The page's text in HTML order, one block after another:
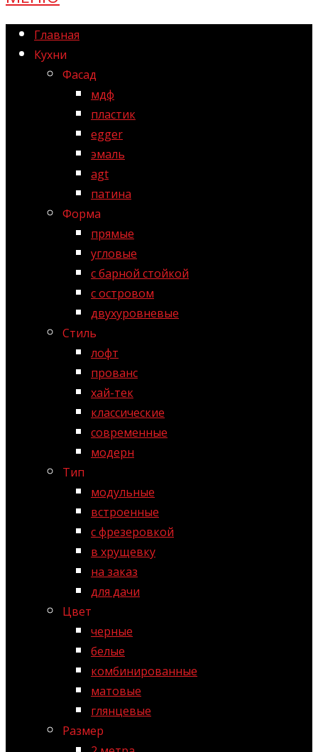
Главная
Кухни
Фасад
мдф
пластик
egger
эмаль
agt
патина
Форма
прямые
угловые
с барной стойкой
с островом
двухуровневые
Стиль
лофт
прованс
хай-тек
классические
современные
модерн
Тип
модульные
встроенные
с фрезеровкой
в хрущевку
на заказ
для дачи
Цвет
черные
белые
комбинированные
матовые
глянцевые
Размер